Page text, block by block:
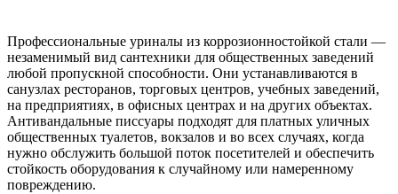
Профессиональные уриналы из коррозионностойкой стали —
незаменимый вид сантехники для общественных заведений
любой пропускной способности. Они устанавливаются в
санузлах ресторанов, торговых центров, учебных заведений,
на предприятиях, в офисных центрах и на других объектах.
Антивандальные писсуары подходят для платных уличных
общественных туалетов, вокзалов и во всех случаях, когда
нужно обслужить большой поток посетителей и обеспечить
стойкость оборудования к случайному или намеренному
повреждению.